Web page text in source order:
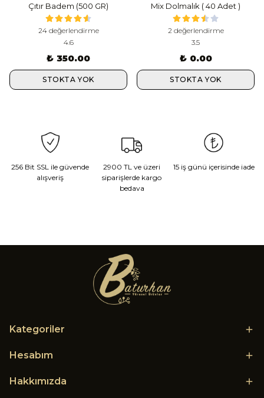
Çıtır Badem (500 GR)
24 değerlendirme
4.6
₺ 350.00
STOKTA YOK
Mix Dolmalık ( 40 Adet )
2 değerlendirme
3.5
₺ 0.00
STOKTA YOK
256 Bit SSL ile güvende
alışveriş
2900 TL ve üzeri
siparişlerde kargo
bedava
15 iş günü içerisinde iade
Kategoriler
Hesabım
Hakkımızda